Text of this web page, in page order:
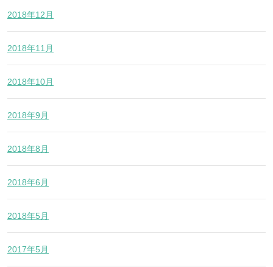
2018年12月
2018年11月
2018年10月
2018年9月
2018年8月
2018年6月
2018年5月
2017年5月